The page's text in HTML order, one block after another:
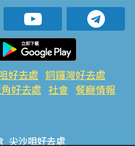
好去處 銅鑼灣好去處
好去處 社會 餐廳情報
尖沙咀好去處